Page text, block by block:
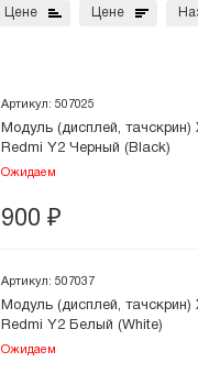
Цене Цене
Артикул: 507025
Модуль (дисплей, тачскрин)
Redmi Y2 Черный (Black)
Ожидаем
900 ₽
Артикул: 507037
Модуль (дисплей, тачскрин)
Redmi Y2 Белый (White)
Ожидаем